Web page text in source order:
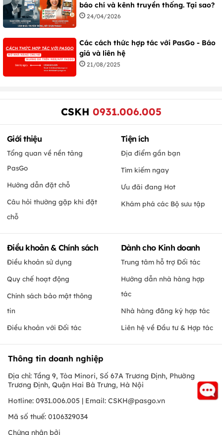
báo chí và kênh truyền thống. Tại sao?
24/04/2026
Các cách thức hợp tác với PasGo - Báo
giá và liên hệ
21/08/2025
CSKH 0931.006.005
Giới thiệu
Tổng quan về nền tảng
PasGo
Hướng dẫn đặt chỗ
Câu hỏi thường gặp khi đặt
chỗ
Tiện ích
Địa điểm gần bạn
Tìm kiếm ngay
Ưu đãi đang Hot
Khám phá các Bộ sưu tập
Điều khoản & Chính sách
Điều khoản sử dụng
Quy chế hoạt động
Chính sách bảo mật thông
tin
Điều khoản với Đối tác
Dành cho Kinh doanh
Trung tâm hỗ trợ Đối tác
Hướng dẫn nhà hàng hợp
tác
Nhà hàng đăng ký hợp tác
Liên hệ về Đầu tư & Hợp tác
Thông tin doanh nghiệp
Địa chỉ: Tầng 9, Tòa Minori, Số 67A Trương Định, Phường
Trương Định, Quận Hai Bà Trưng, Hà Nội
Hotline: 0931.006.005 | Email: CSKH@pasgo.vn
Mã số thuế: 0106329034
Chứng nhận bởi